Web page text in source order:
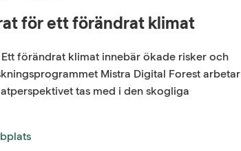
för ett förändrat klimat
förändrat klimat innebär ökade risker och
Mistra Digital Forest arbetar
tas med i den skogliga